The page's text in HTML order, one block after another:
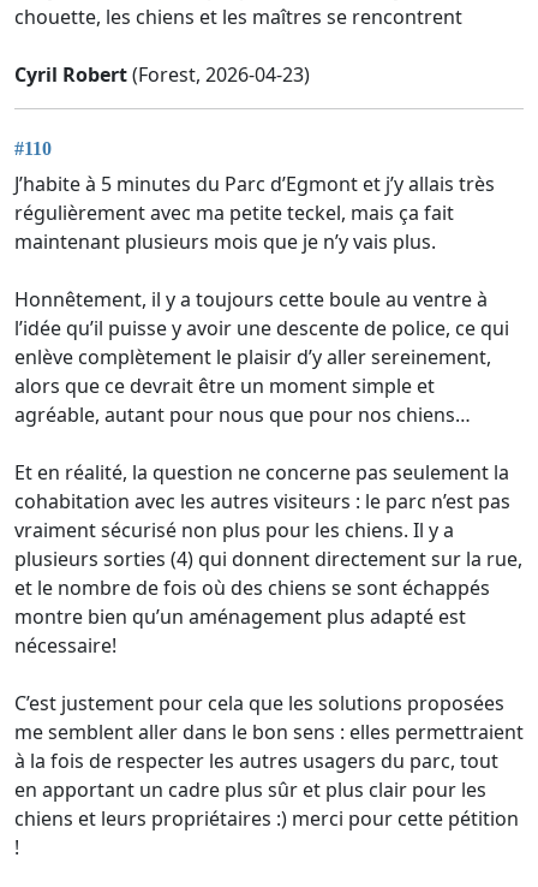
chouette, les chiens et les maîtres se rencontrent
Cyril Robert(Forest, 2026-04-23)
#110
J’habite à 5 minutes du Parc d’Egmont et j’y allais très
régulièrement avec ma petite teckel, mais ça fait
maintenant plusieurs mois que je n’y vais plus.
Honnêtement, il y a toujours cette boule au ventre à
l’idée qu’il puisse y avoir une descente de police, ce qui
enlève complètement le plaisir d’y aller sereinement,
alors que ce devrait être un moment simple et
agréable, autant pour nous que pour nos chiens…
Et en réalité, la question ne concerne pas seulement la
cohabitation avec les autres visiteurs : le parc n’est pas
vraiment sécurisé non plus pour les chiens. Il y a
plusieurs sorties (4) qui donnent directement sur la rue,
et le nombre de fois où des chiens se sont échappés
montre bien qu’un aménagement plus adapté est
nécessaire!
C’est justement pour cela que les solutions proposées
me semblent aller dans le bon sens : elles permettraient
à la fois de respecter les autres usagers du parc, tout
en apportant un cadre plus sûr et plus clair pour les
chiens et leurs propriétaires :) merci pour cette pétition
!